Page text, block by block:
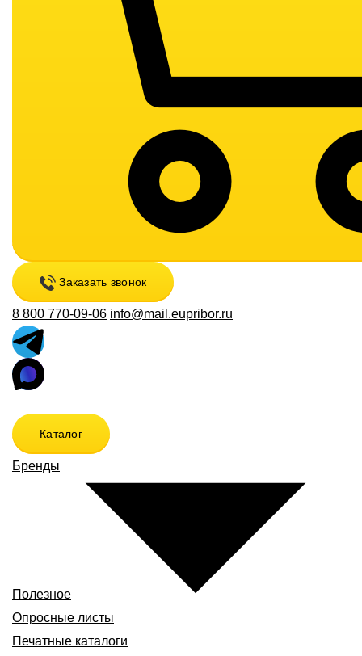
Заказать звонок
8 800 770-09-06 info@mail.eupribor.ru
Каталог
Бренды
Полезное
Опросные листы
Печатные каталоги